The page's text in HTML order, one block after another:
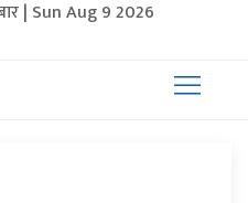
| Sun Aug 9 2026